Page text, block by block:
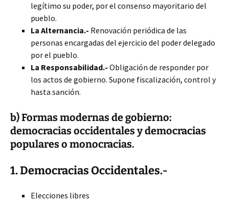
legítimo su poder, por el consenso mayoritario del
pueblo.
La Alternancia.- Renovación periódica de las
personas encargadas del ejercicio del poder delegado
por el pueblo.
La Responsabilidad.- Obligación de responder por
los actos de gobierno. Supone fiscalización, control y
hasta sanción.
b) Formas modernas de gobierno:
democracias occidentales y democracias
populares o monocracias.
1. Democracias Occidentales.-
Elecciones libres